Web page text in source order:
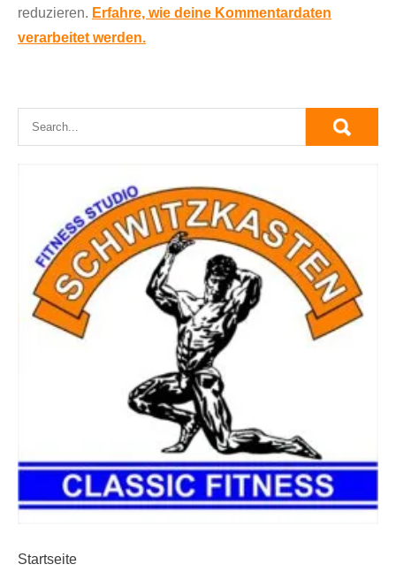
reduzieren. Erfahre, wie deine Kommentardaten
verarbeitet werden.
Startseite